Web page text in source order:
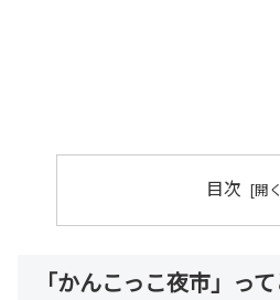
目次
「かんこっこ夜市」っ